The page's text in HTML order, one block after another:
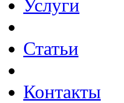
Услуги
Статьи
Контакты